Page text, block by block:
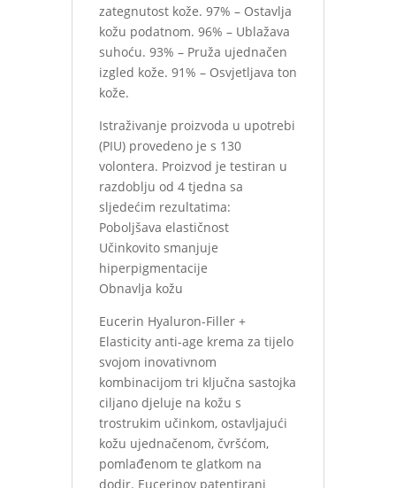
zategnutost kože. 97% – Ostavlja
kožu podatnom. 96% – Ublažava
suhoću. 93% – Pruža ujednačen
izgled kože. 91% – Osvjetljava ton
kože.
Istraživanje proizvoda u upotrebi
(PIU) provedeno je s 130
volontera. Proizvod je testiran u
razdoblju od 4 tjedna sa
sljedećim rezultatima:
Poboljšava elastičnost
Učinkovito smanjuje
hiperpigmentacije
Obnavlja kožu
Eucerin Hyaluron-Filler +
Elasticity anti-age krema za tijelo
svojom inovativnom
kombinacijom tri ključna sastojka
ciljano djeluje na kožu s
trostrukim učinkom, ostavljajući
kožu ujednačenom, čvršćom,
pomlađenom te glatkom na
dodir. Eucerinov patentirani